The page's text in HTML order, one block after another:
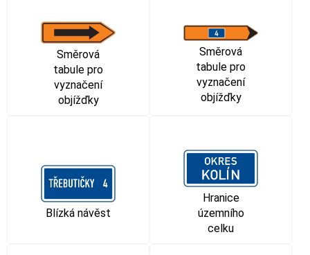
Směrová
tabule pro
vyznačení
objížďky
Směrová
tabule pro
vyznačení
objížďky
Blízká návěst
Hranice
územního
celku